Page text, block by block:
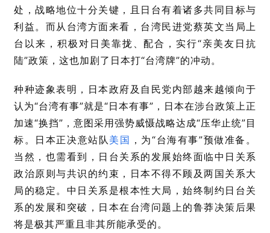
处，战略地位十分关键，且日台有着诸多共同目标与
利益。而从台湾方面来看，台湾民进党蔡英文当局上
台以来，积极对日美靠拢、配合，实行“亲美友日抗
陆”政策，这也加剧了日本打“台湾牌”的冲动。
种种迹象表明，日本政府及自民党内部越来越倾向于
认为“台湾有事”就是“日本有事”，日本在涉台政策上正
加速“换挡”，意图采用强势威慑战略达成“压华止统”目
标。日本正决意站队美国 ，为“台海有事”预做准备。
当然，也需看到，日台关系的发展始终面临中日关系
政治原则与共识的约束，日本不得不顾及两国关系大
局的稳定。中日关系是根本性大局，始终制约日台关
系的发展和突破，日本在台湾问题上的鲁莽决策后果
将是极其严重且非其所能承受的。